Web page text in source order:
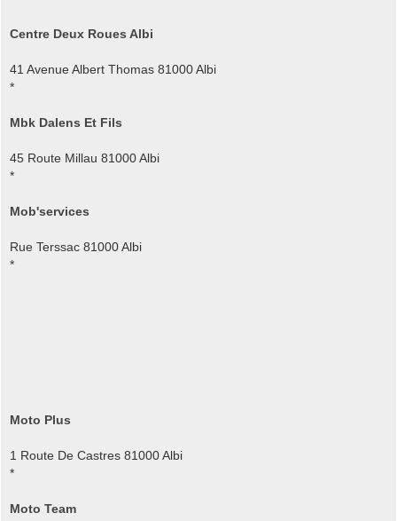
Centre Deux Roues Albi
41 Avenue Albert Thomas 81000 Albi
*
Mbk Dalens Et Fils
45 Route Millau 81000 Albi
*
Mob'services
Rue Terssac 81000 Albi
*
Moto Plus
1 Route De Castres 81000 Albi
*
Moto Team